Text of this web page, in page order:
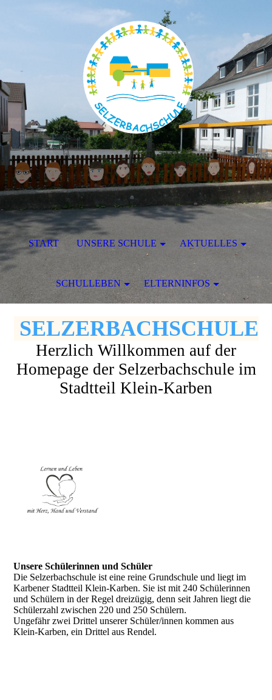
SELZERBACHSCHULE
Herzlich Willkommen auf der
Homepage der Selzerbachschule im
Stadtteil Klein-Karben
Unsere Schülerinnen und Schüler
Die Selzerbachschule ist eine reine Grundschule und liegt im
Karbener Stadtteil Klein-Karben. Sie ist mit 240 Schülerinnen
und Schülern in der Regel dreizügig, denn seit Jahren liegt die
Schülerzahl zwischen 220 und 250 Schülern.
Ungefähr zwei Drittel unserer Schüler/innen kommen aus
Klein-Karben, ein Drittel aus Rendel.
START UNSERE SCHULE AKTUELLES
SCHULLEBEN ELTERNINFOS